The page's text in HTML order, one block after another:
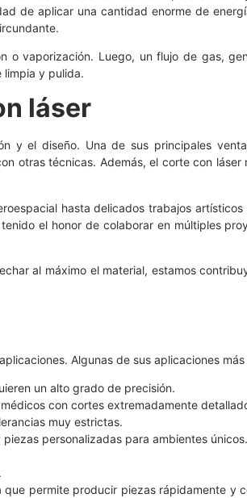
de aplicar una cantidad enorme de
vaporización. Luego, un flujo de gas,
limpia y pulida.
láser
y el diseño. Una de sus principales
otras técnicas. Además, el corte con
hasta delicados trabajos
el honor de colaborar en múltiples
al máximo el material, estamos
Algunas de sus aplicaciones
un alto grado de precisión.
con cortes extremadamente
muy estrictas.
personalizadas para ambientes únicos.
permite producir piezas rápidamente y